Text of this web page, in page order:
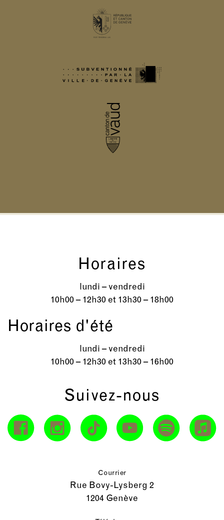
Horaires
lundi – vendredi
10h00 – 12h30 et 13h30 – 18h00
Horaires d'été
lundi – vendredi
10h00 – 12h30 et 13h30 – 16h00
Suivez-nous
Courrier
Rue Bovy-Lysberg 2
1204 Genève